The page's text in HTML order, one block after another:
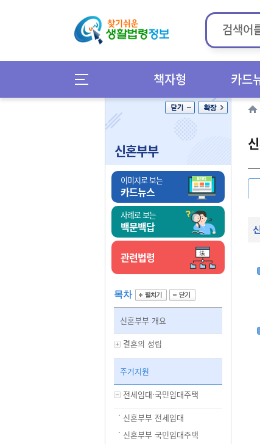
책자형 카드
신혼부부
이미지로 보는
카드뉴스
사례로 보는
백문백답
관련법령
목차
신혼부부 개요
결혼의 성립
주거지원
전세임대·국민임대주택
신혼부부 전세임대
신혼부부 국민임대주택